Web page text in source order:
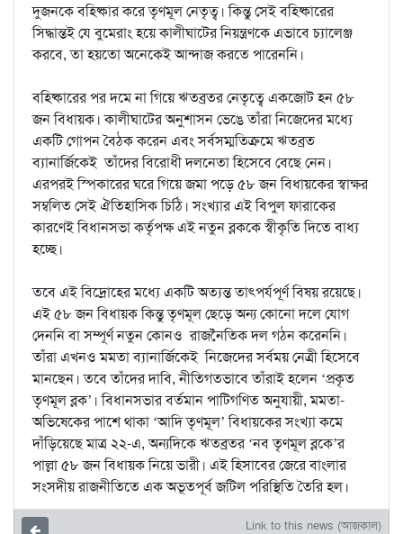
দুজনকে বহিষ্কার করে তৃণমূল নেতৃত্ব। কিন্তু সেই বহিষ্কারের
সিদ্ধান্তই যে বুমেরাং হয়ে কালীঘাটের নিয়ন্ত্রণকে এভাবে চ্যালেঞ্জ
করবে, তা হয়তো অনেকেই আন্দাজ করতে পারেননি।
বহিষ্কারের পর দমে না গিয়ে ঋতব্রতর নেতৃত্বে একজোট হন ৫৮
জন বিধায়ক। কালীঘাটের অনুশাসন ভেঙে তাঁরা নিজেদের মধ্যে
একটি গোপন বৈঠক করেন এবং সর্বসম্মতিক্রমে ঋতব্রত
ব্যানার্জিকেই তাঁদের বিরোধী দলনেতা হিসেবে বেছে নেন।
এরপরই স্পিকারের ঘরে গিয়ে জমা পড়ে ৫৮ জন বিধায়কের স্বাক্ষর
সম্বলিত সেই ঐতিহাসিক চিঠি। সংখ্যার এই বিপুল ফারাকের
কারণেই বিধানসভা কর্তৃপক্ষ এই নতুন ব্লককে স্বীকৃতি দিতে বাধ্য
হচ্ছে।
তবে এই বিদ্রোহের মধ্যে একটি অত্যন্ত তাৎপর্যপূর্ণ বিষয় রয়েছে।
এই ৫৮ জন বিধায়ক কিন্তু তৃণমূল ছেড়ে অন্য কোনো দলে যোগ
দেননি বা সম্পূর্ণ নতুন কোনও রাজনৈতিক দল গঠন করেননি।
তাঁরা এখনও মমতা ব্যানার্জিকেই নিজেদের সর্বময় নেত্রী হিসেবে
মানছেন। তবে তাঁদের দাবি, নীতিগতভাবে তাঁরাই হলেন ‘প্রকৃত
তৃণমূল ব্লক’। বিধানসভার বর্তমান পাটিগণিত অনুযায়ী, মমতা-
অভিষেকের পাশে থাকা ‘আদি তৃণমূল’ বিধায়কের সংখ্যা কমে
দাঁড়িয়েছে মাত্র ২২-এ, অন্যদিকে ঋতব্রতর ‘নব তৃণমূল ব্লকে’র
পাল্লা ৫৮ জন বিধায়ক নিয়ে ভারী। এই হিসাবের জেরে বাংলার
সংসদীয় রাজনীতিতে এক অভূতপূর্ব জটিল পরিস্থিতি তৈরি হল।
Link to this news (আজকাল)